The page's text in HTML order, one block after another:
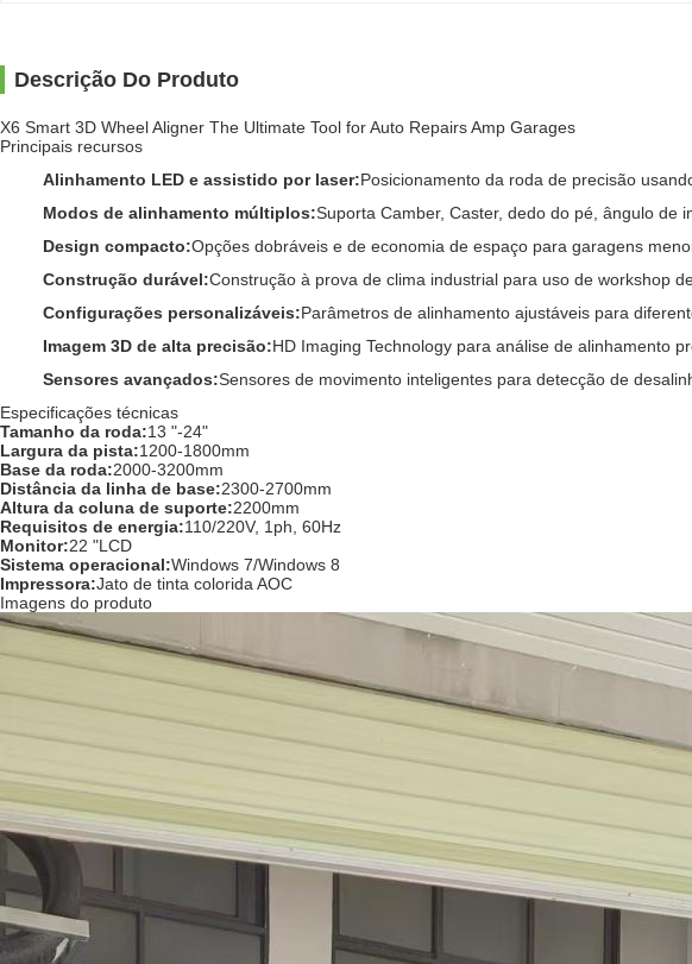
Descrição Do Produto
X6 Smart 3D Wheel Aligner The Ultimate Tool for Auto Repairs Amp Garages
Principais recursos
Alinhamento LED e assistido por laser:Posicionamento da roda de precisão
Modos de alinhamento múltiplos:Suporta Camber, Caster, dedo do pé, ângulo de
Design compacto:Opções dobráveis ​​e de economia de espaço para garagens
Construção durável:Construção à prova de clima industrial para uso de workshop
Configurações personalizáveis:Parâmetros de alinhamento ajustáveis ​​para
Imagem 3D de alta precisão:HD Imaging Technology para análise de alinhamento
Sensores avançados:Sensores de movimento inteligentes para detecção de
Especificações técnicas
Tamanho da roda:13 "-24"
Largura da pista:1200-1800mm
Base da roda:2000-3200mm
Distância da linha de base:2300-2700mm
Altura da coluna de suporte:2200mm
Requisitos de energia:110/220V, 1ph, 60Hz
Monitor:22 "LCD
Sistema operacional:Windows 7/Windows 8
Impressora:Jato de tinta colorida AOC
Imagens do produto